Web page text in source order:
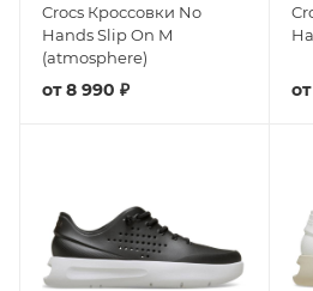
Crocs Кроссовки No
Hands Slip On M
(atmosphere)
от8 990 ₽ от